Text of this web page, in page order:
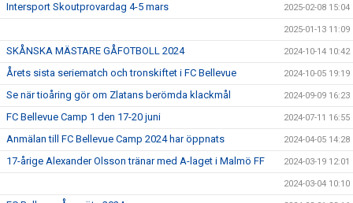
Intersport Skoutprovardag 4-5 mars 2025-02-08 15:04
2025-01-13 11:09
SKÅNSKA MÄSTARE GÅFOTBOLL 2024 2024-10-14 10:42
Årets sista seriematch och tronskiftet i FC Bellevue 2024-10-05 19:19
Se när tioåring gör om Zlatans berömda klackmål 2024-09-09 16:23
FC Bellevue Camp 1 den 17-20 juni 2024-07-11 16:55
Anmälan till FC Bellevue Camp 2024 har öppnats 2024-04-05 14:28
17-årige Alexander Olsson tränar med A-laget i Malmö FF 2024-03-19 12:01
2024-03-04 10:10